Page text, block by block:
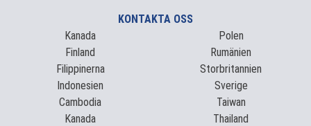
KONTAKTA OSS
Kanada
Finland
Filippinerna
Indonesien
Cambodia
Kanada
Polen
Rumänien
Storbritannien
Sverige
Taiwan
Thailand